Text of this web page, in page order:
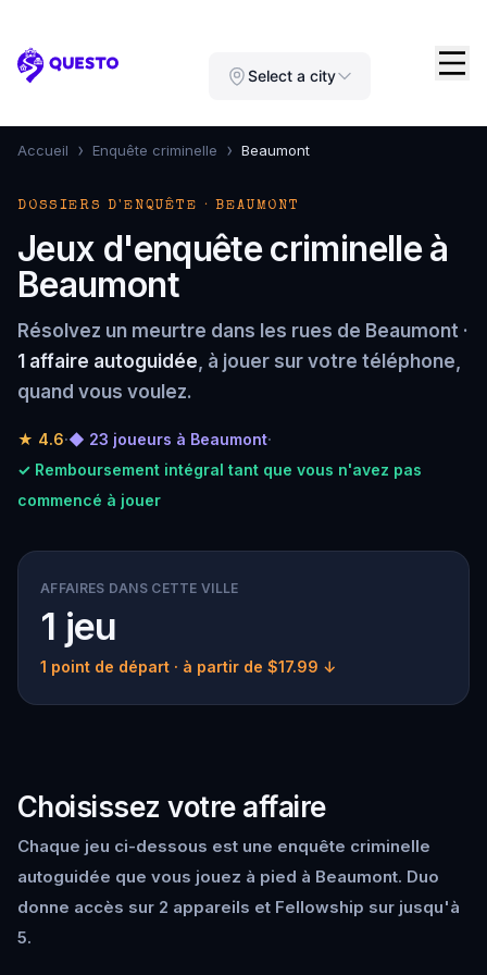
Questo Select a city
Accueil › Enquête criminelle › Beaumont
DOSSIERS D'ENQUÊTE · BEAUMONT
Jeux d'enquête criminelle à
Beaumont
Résolvez un meurtre dans les rues de Beaumont ·
1 affaire autoguidée, à jouer sur votre téléphone,
quand vous voulez.
★ 4.6·◆ 23 joueurs à Beaumont·
✓ Remboursement intégral tant que vous n'avez pas
commencé à jouer
AFFAIRES DANS CETTE VILLE
1 jeu
1 point de départ · à partir de $17.99 ↓
Choisissez votre affaire
Chaque jeu ci-dessous est une enquête criminelle
autoguidée que vous jouez à pied à Beaumont. Duo
donne accès sur 2 appareils et Fellowship sur jusqu'à
5.